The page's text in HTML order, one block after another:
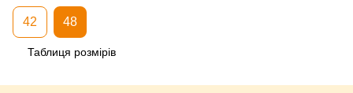
42 48
Таблиця розмірів